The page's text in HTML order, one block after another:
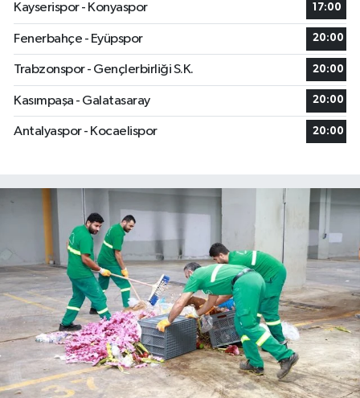
Kayserispor - Konyaspor
17:00
Fenerbahçe - Eyüpspor 20:00
Trabzonspor - Gençlerbirliği S.K. 20:00
Kasımpaşa - Galatasaray 20:00
Antalyaspor - Kocaelispor 20:00